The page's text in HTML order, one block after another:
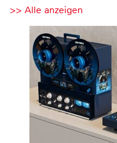
>> Alle anzeigen